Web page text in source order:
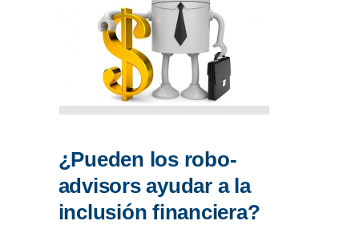
¿Pueden los robo-
advisors ayudar a la
inclusión financiera?